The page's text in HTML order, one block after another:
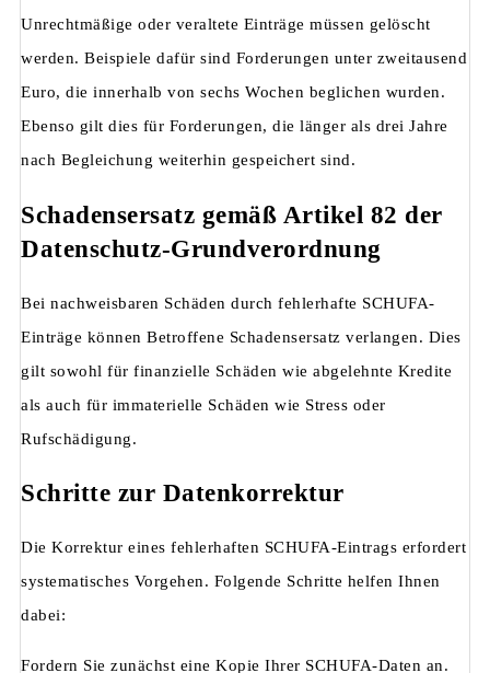
Unrechtmäßige oder veraltete Einträge müssen gelöscht
werden. Beispiele dafür sind Forderungen unter zweitausend
Euro, die innerhalb von sechs Wochen beglichen wurden.
Ebenso gilt dies für Forderungen, die länger als drei Jahre
nach Begleichung weiterhin gespeichert sind.
Schadensersatz gemäß Artikel 82 der
Datenschutz-Grundverordnung
Bei nachweisbaren Schäden durch fehlerhafte SCHUFA-
Einträge können Betroffene Schadensersatz verlangen. Dies
gilt sowohl für finanzielle Schäden wie abgelehnte Kredite
als auch für immaterielle Schäden wie Stress oder
Rufschädigung.
Schritte zur Datenkorrektur
Die Korrektur eines fehlerhaften SCHUFA-Eintrags erfordert
systematisches Vorgehen. Folgende Schritte helfen Ihnen
dabei:
Fordern Sie zunächst eine Kopie Ihrer SCHUFA-Daten an.